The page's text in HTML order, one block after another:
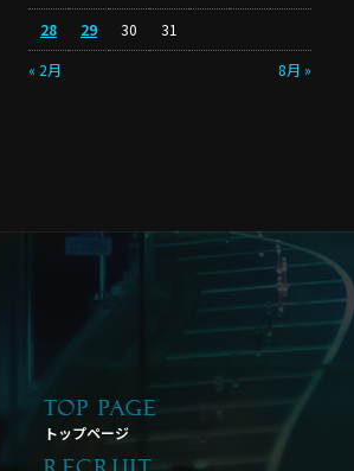
« 2月 8月 »
28 29 30 31
トップページ